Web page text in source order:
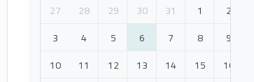
27 28 29 30 31 1
2
3
4 5 6 7 8
9
10
11 12 13 14 15
16